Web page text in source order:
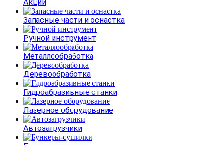
Акции
Запасные части и оснастка
Ручной инструмент
Металлообработка
Деревообработка
Гидроабразивные станки
Лазерное оборудование
Автозагрузчики